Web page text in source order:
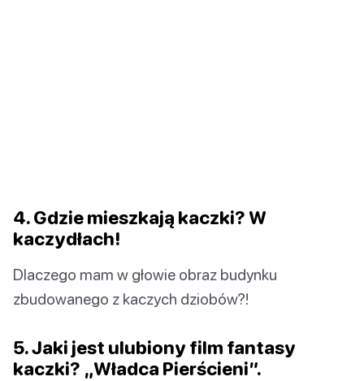
4. Gdzie mieszkają kaczki? W
kaczydłach!
Dlaczego mam w głowie obraz budynku
zbudowanego z kaczych dziobów?!
5. Jaki jest ulubiony film fantasy
kaczki? „Władca Pierścieni”.